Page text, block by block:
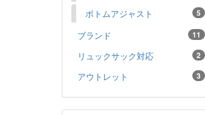
ボトムアジャスト 5
ブランド 11
リュックサック対応 2
アウトレット 3